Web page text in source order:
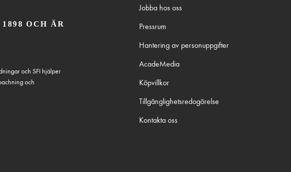
OCH ÄR
och SFI hjälper
och
Jobba hos oss
Pressrum
Hantering av personuppgifter
AcadeMedia
Köpvillkor
Tillgänglighetsredogörelse
Kontakta oss